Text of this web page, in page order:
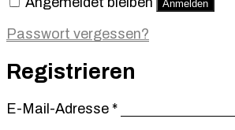
Anmelden
Passwort vergessen?
Registrieren
E-Mail-Adresse *Erforderlich